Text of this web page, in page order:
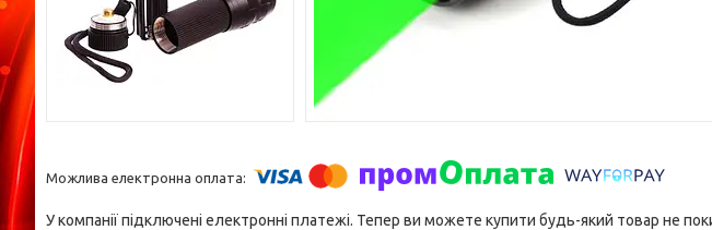
У компанії підключені електронні платежі. Тепер ви можете купити будь-який товар не